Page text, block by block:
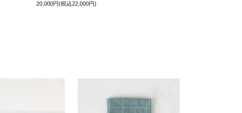
20,000円(税込22,000円)